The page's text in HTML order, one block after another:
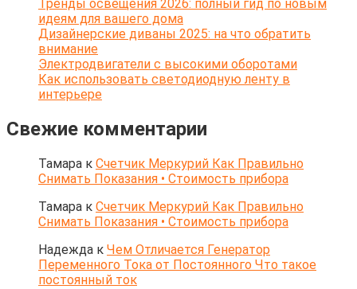
Тренды освещения 2026: полный гид по новым
идеям для вашего дома
Дизайнерские диваны 2025: на что обратить
внимание
Электродвигатели с высокими оборотами
Как использовать светодиодную ленту в
интерьере
Свежие комментарии
Тамара к Счетчик Меркурий Как Правильно
Снимать Показания • Стоимость прибора
Тамара к Счетчик Меркурий Как Правильно
Снимать Показания • Стоимость прибора
Надежда к Чем Отличается Генератор
Переменного Тока от Постоянного Что такое
постоянный ток